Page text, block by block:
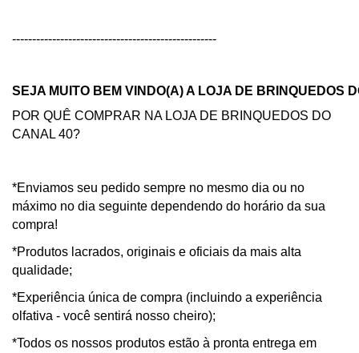
---------------------------------------------------
SEJA MUITO BEM VINDO(A) A LOJA DE BRINQUEDOS
POR QUÊ COMPRAR NA LOJA DE BRINQUEDOS DO
CANAL 40?
*Enviamos seu pedido sempre no mesmo dia ou no
máximo no dia seguinte dependendo do horário da sua
compra!
*Produtos lacrados, originais e oficiais da mais alta
qualidade;
*Experiência única de compra (incluindo a experiência
olfativa - você sentirá nosso cheiro);
*Todos os nossos produtos estão à pronta entrega em